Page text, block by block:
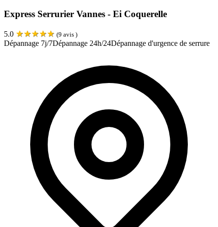
Express Serrurier Vannes - Ei Coquerelle
5.0 ★★★★★ (9 avis )
Dépannage 7j/7Dépannage 24h/24Dépannage d'urgence de serrure